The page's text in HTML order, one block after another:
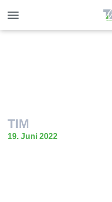
Toggle
TIM
19. Juni 2022